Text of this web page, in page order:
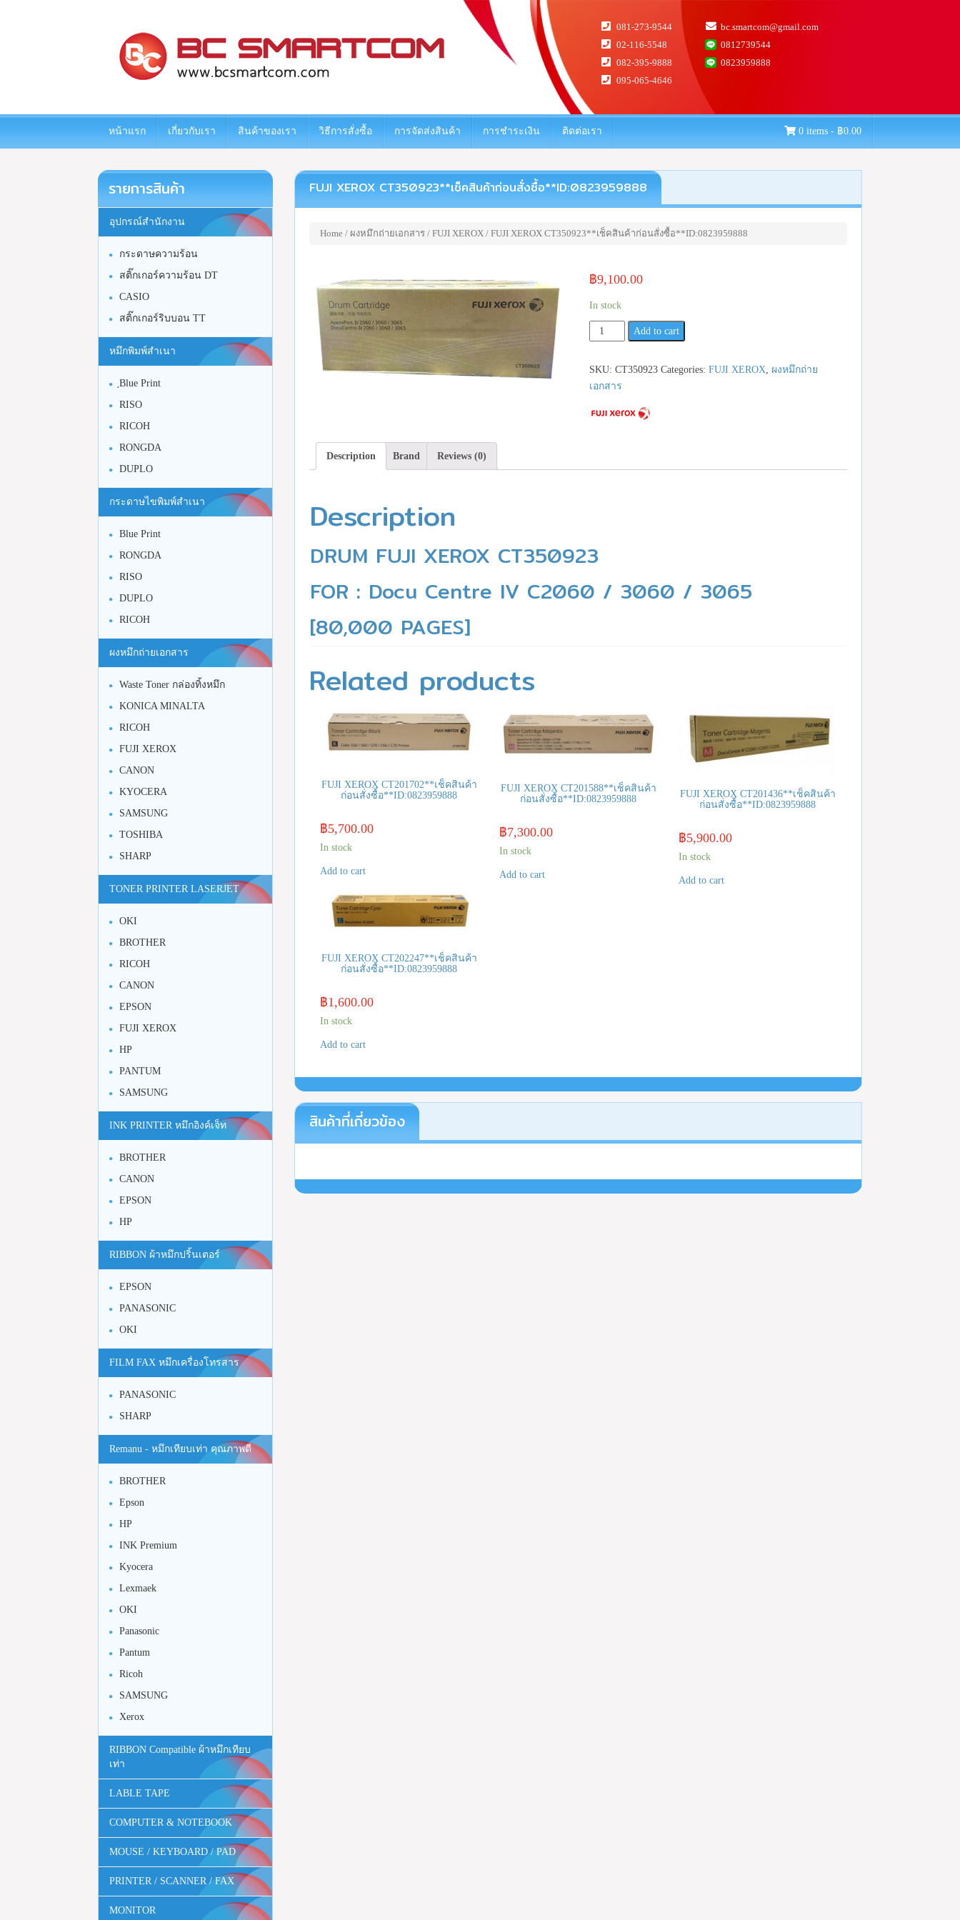
081-273-9544
bc.smartcom@gmail.com
02-116-5548
0812739544
082-395-9888
0823959888
095-065-4646
หน้าแรก เกี่ยวกับเรา สินค้าของเรา วิธีการสั่งซื้อ การจัดส่งสินค้า การชำระเงิน ติดต่อเรา 0 items - ฿0.00
FUJI XEROX CT350923**เช็คสินค้าก่อนสั่งซื้อ**ID:0823959888
Home / ผงหมึกถ่ายเอกสาร / FUJI XEROX / FUJI XEROX CT350923**เช็คสินค้าก่อนสั่งซื้อ**ID:0823959888
฿9,100.00
In stock
FUJI
XEROX
สั่ง
Add to cart
SKU: CT350923 Categories: FUJI XEROX, ผงหมึกถ่าย
เอกสาร
Description Brand Reviews (0)
Description
DRUM FUJI XEROX CT350923
FOR : Docu Centre IV C2060 / 3060 / 3065
[80,000 PAGES]
Related products
FUJI XEROX CT201702**เช็คสินค้า
ก่อนสั่งซื้อ**ID:0823959888
฿5,700.00
In stock
Add to cart
FUJI XEROX CT201588**เช็คสินค้า
ก่อนสั่งซื้อ**ID:0823959888
฿7,300.00
In stock
Add to cart
FUJI XEROX CT201436**เช็คสินค้า
ก่อนสั่งซื้อ**ID:0823959888
฿5,900.00
In stock
Add to cart
FUJI XEROX CT202247**เช็คสินค้า
ก่อนสั่งซื้อ**ID:0823959888
฿1,600.00
In stock
Add to cart
สินค้าที่เกี่ยวข้อง
รายการสินค้า
อุปกรณ์สำนักงาน
กระดาษความร้อน
สติ๊กเกอร์ความร้อน DT
CASIO
สติ๊กเกอร์ริบบอน TT
หมึกพิมพ์สำเนา
ฺBlue Print
RISO
RICOH
RONGDA
DUPLO
กระดาษไขพิมพ์สำเนา
Blue Print
RONGDA
RISO
DUPLO
RICOH
ผงหมึกถ่ายเอกสาร
Waste Toner กล่องทิ้งหมึก
KONICA MINALTA
RICOH
FUJI XEROX
CANON
KYOCERA
SAMSUNG
TOSHIBA
SHARP
TONER PRINTER LASERJET
OKI
BROTHER
RICOH
CANON
EPSON
FUJI XEROX
HP
PANTUM
SAMSUNG
INK PRINTER หมึกอิงค์เจ็ท
BROTHER
CANON
EPSON
HP
RIBBON ผ้าหมึกปริ้นเตอร์
EPSON
PANASONIC
OKI
FILM FAX หมึกเครื่องโทรสาร
PANASONIC
SHARP
Remanu - หมึกเทียบเท่า คุณภาพดี
BROTHER
Epson
HP
INK Premium
Kyocera
Lexmaek
OKI
Panasonic
Pantum
Ricoh
SAMSUNG
Xerox
RIBBON Compatible ผ้าหมึกเทียบ
เท่า
LABLE TAPE
COMPUTER & NOTEBOOK
MOUSE / KEYBOARD / PAD
PRINTER / SCANNER / FAX
MONITOR